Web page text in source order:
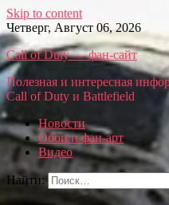
Skip to content
Четверг, Август 06, 2026
Call of Duty — фан-сайт
Полезная и интересная
Call of Duty и Battlefield
Новости
Обои и фан-арт
Видео
Найти: